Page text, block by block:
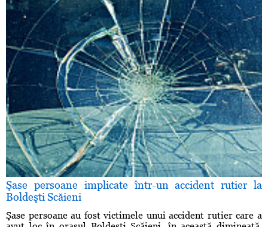
Şase persoane implicate într-un accident rutier la
Boldeşti Scăieni
Şase persoane au fost victimele unui accident rutier care a